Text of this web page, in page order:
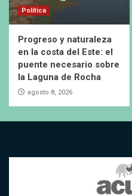
Política
Progreso y naturaleza
en la costa del Este: el
puente necesario sobre
la Laguna de Rocha
agosto 8, 2026